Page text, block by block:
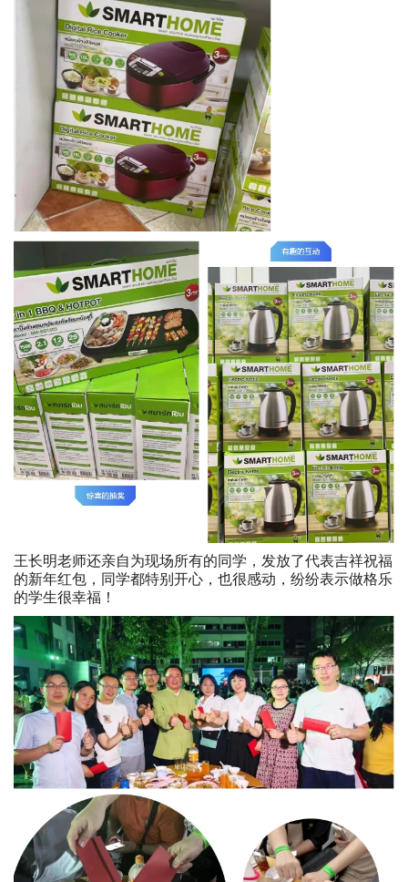
王长明老师还亲自为现场所有的同学，发放了代表吉祥祝福
的新年红包，同学都特别开心，也很感动，纷纷表示做格乐
的学生很幸福！